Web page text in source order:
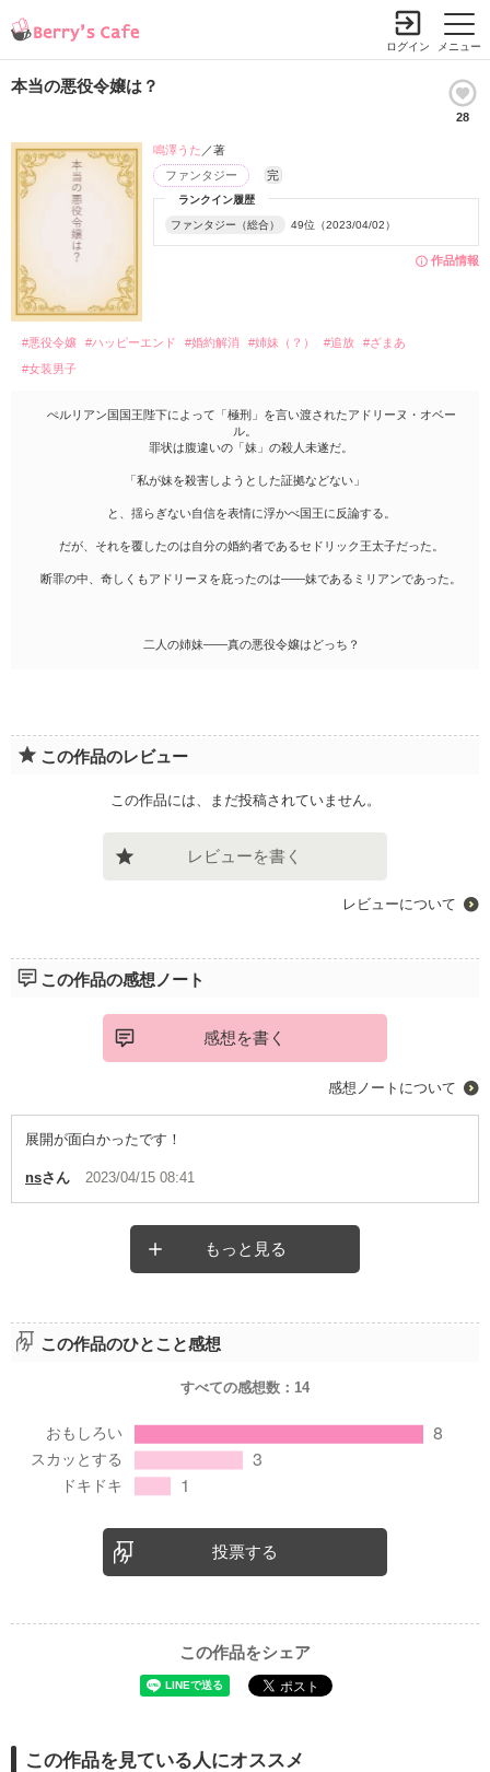
メニュー
ログイン
本当の悪役令嬢は？
28
作品情報
ランクイン履歴
ファンタジー（総合） 49位（2023/04/02）
ファンタジー 完
鳴澤うた ／著
#悪役令嬢 #ハッピーエンド #婚約解消 #姉妹（？） #追放
#ざまあ
#女装男子
ぺルリアン国国王陛下によって「極刑」を言い渡されたアドリーヌ・オベー
ル。
罪状は腹違いの「妹」の殺人未遂だ。
「私が妹を殺害しようとした証拠などない」
と、揺らぎない自信を表情に浮かべ国王に反論する。
だが、それを覆したのは自分の婚約者であるセドリック王太子だった。
断罪の中、奇しくもアドリーヌを庇ったのは――妹であるミリアンであった。
二人の姉妹――真の悪役令嬢はどっち？
この作品のレビュー
この作品には、まだ投稿されていません。
レビューを書く
レビューについて
この作品の感想ノート
感想を書く
感想ノートについて
展開が面白かったです！
nsさん 2023/04/15 08:41
もっと見る
この作品のひとこと感想
すべての感想数： 14
投票する
この作品をシェア
この作品を見ている人にオススメ